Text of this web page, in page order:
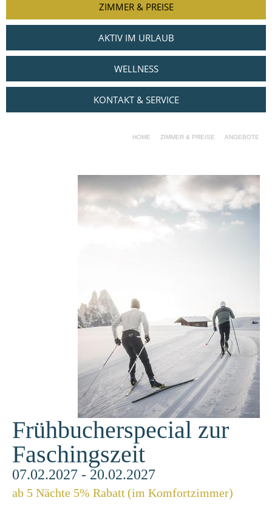
ZIMMER & PREISE
AKTIV IM URLAUB
WELLNESS
KONTAKT & SERVICE
HOME ZIMMER & PREISE ANGEBOTE
Frühbucherspecial zur
Faschingszeit
07.02.2027 - 20.02.2027
ab 5 Nächte 5% Rabatt (im Komfortzimmer)